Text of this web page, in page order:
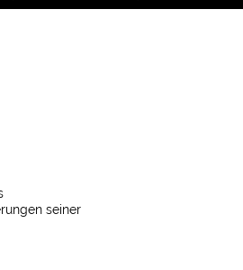
seiner